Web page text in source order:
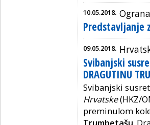
10.05.2018.
Predstavljanje
09.05.2018.
Svibanjski
DRAGUTINU
Svibanjski susret
Hrvatske(HKZ/
preminulom